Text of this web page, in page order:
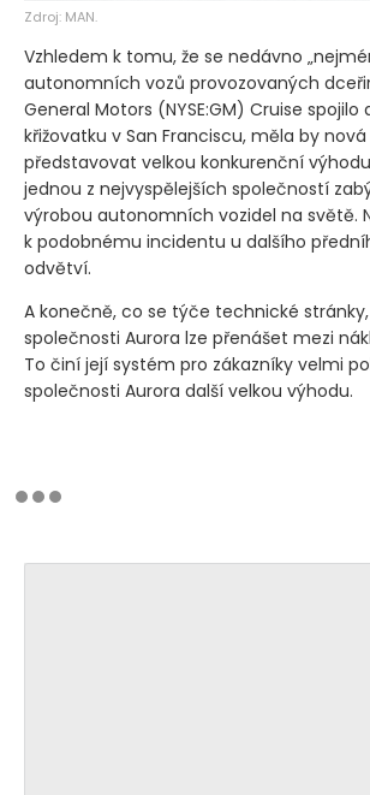
Zdroj: MAN.
Vzhledem k tomu, že se nedávno
autonomních vozů provozovaných
General Motors (NYSE:GM) Cruise spojilo
křižovatku v San Franciscu, měla by
představovat velkou konkurenční
jednou z nejvyspělejších společností
výrobou autonomních vozidel na světě.
k podobnému incidentu u dalšího
odvětví.
A konečně, co se týče technické
společnosti Aurora lze přenášet mezi
To činí její systém pro zákazníky velmi
společnosti Aurora další velkou výhodu.